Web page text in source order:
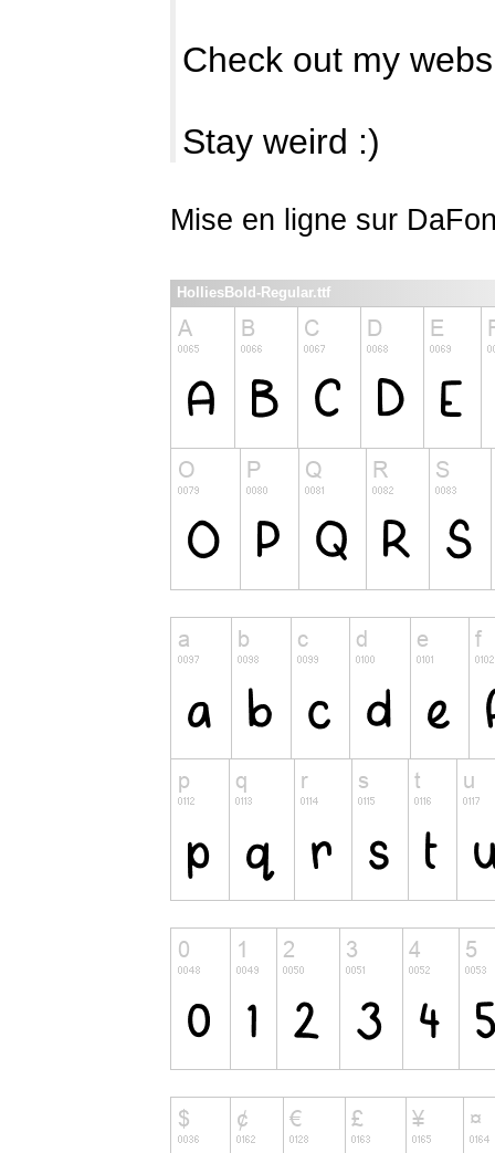
Check out my
Stay weird :)
Mise en ligne sur
HolliesBold-Regular.ttf